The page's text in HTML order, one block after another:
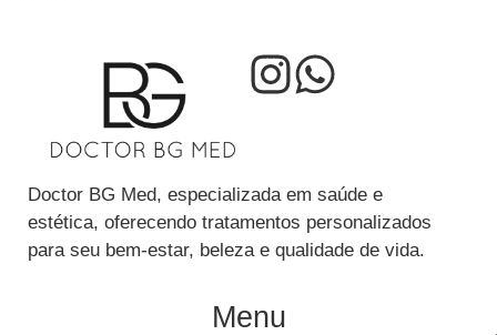
Doctor BG Med, especializada em saúde e
estética, oferecendo tratamentos personalizados
para seu bem-estar, beleza e qualidade de vida.
Menu